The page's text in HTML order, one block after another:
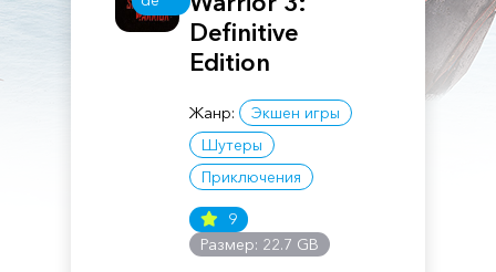
Definitive
Edition
Жанр:
Экшен игры
Шутеры
Приключения
9
Размер: 22.7 GB